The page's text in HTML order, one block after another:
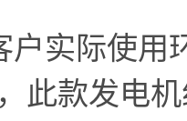
实际使用
此款发电